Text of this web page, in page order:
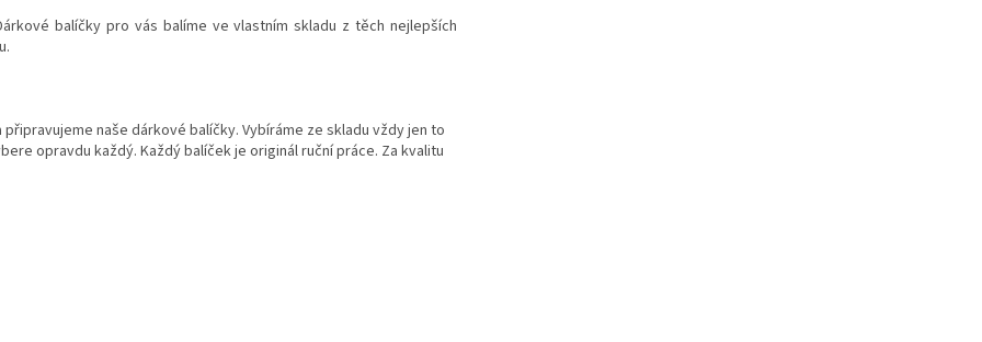
balíčky pro vás balíme ve vlastním skladu z těch nejlepších
naše dárkové balíčky. Vybíráme ze skladu vždy jen to
opravdu každý. Každý balíček je originál ruční práce. Za kvalitu